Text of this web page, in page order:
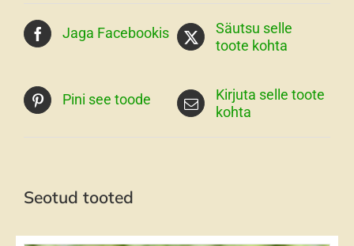
Jaga Facebookis
Säutsu selle
toote kohta
Pini see toode
Kirjuta selle toote
kohta
Seotud tooted